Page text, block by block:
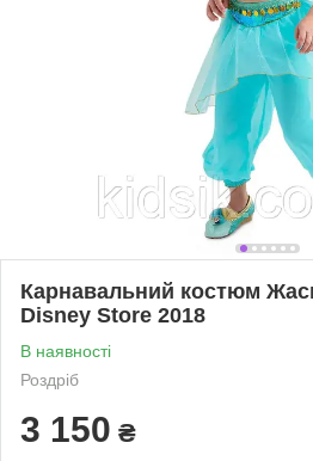
Карнавальний костюм
Disney Store 2018
В наявності
Роздріб
3 150 ₴